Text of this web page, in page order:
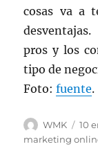
cosas va a
pros y los
tipo de
Foto:fuente.
Autor
WMK
el
10
marketing